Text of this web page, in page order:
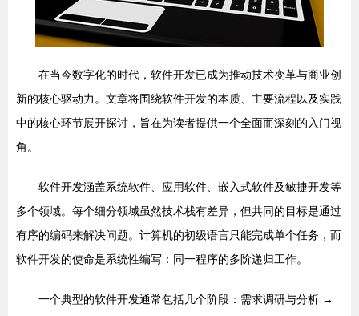
在当今数字化的时代，软件开发已成为推动技术变革与商业创
新的核心驱动力。文章将围绕软件开发的本质、主要流程以及实践
中的核心环节展开探讨，旨在为读者提供一个全面而深刻的入门视
角。
软件开发涵盖系统软件、应用软件、嵌入式软件及敏捷开发等
多个领域。每个细分领域虽然技术栈有差异，但共同的目标是通过
有序的编码来解决问题。计算机的初级语言只能完成单个任务，而
软件开发的使命是系统性编写：同一程序的多阶递归工作。
一个典型的软件开发通常包括几个阶段：需求调研与分析 →